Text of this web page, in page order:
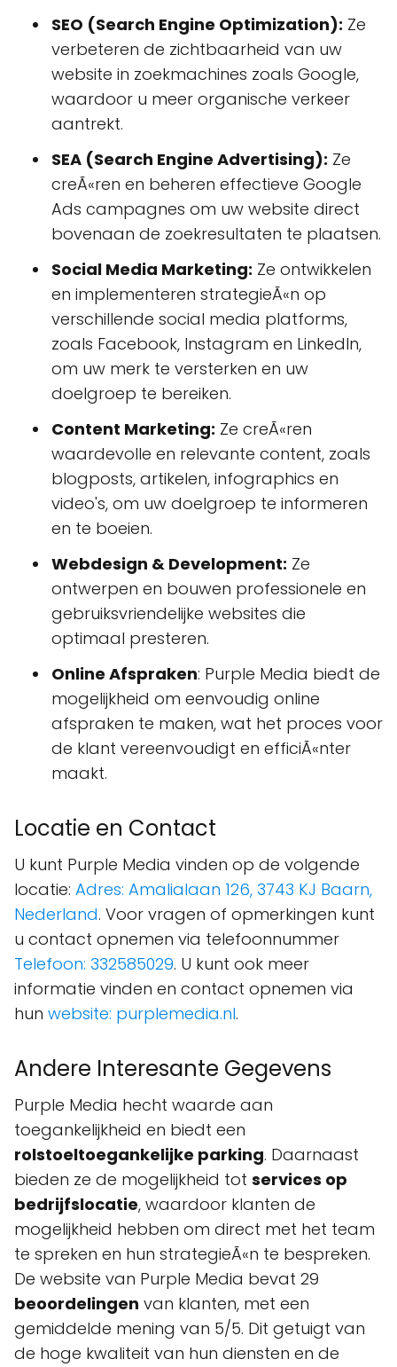
SEO (Search Engine Optimization): Ze
verbeteren de zichtbaarheid van uw
website in zoekmachines zoals Google,
waardoor u meer organische verkeer
aantrekt.
SEA (Search Engine Advertising): Ze
creÃ«ren en beheren effectieve Google
Ads campagnes om uw website direct
bovenaan de zoekresultaten te plaatsen.
Social Media Marketing: Ze ontwikkelen
en implementeren strategieÃ«n op
verschillende social media platforms,
zoals Facebook, Instagram en LinkedIn,
om uw merk te versterken en uw
doelgroep te bereiken.
Content Marketing: Ze creÃ«ren
waardevolle en relevante content, zoals
blogposts, artikelen, infographics en
video's, om uw doelgroep te informeren
en te boeien.
Webdesign & Development: Ze
ontwerpen en bouwen professionele en
gebruiksvriendelijke websites die
optimaal presteren.
Online Afspraken: Purple Media biedt de
mogelijkheid om eenvoudig online
afspraken te maken, wat het proces voor
de klant vereenvoudigt en efficiÃ«nter
maakt.
Locatie en Contact
U kunt Purple Media vinden op de volgende
locatie: Adres: Amalialaan 126, 3743 KJ Baarn,
Nederland. Voor vragen of opmerkingen kunt
u contact opnemen via telefoonnummer
Telefoon: 332585029. U kunt ook meer
informatie vinden en contact opnemen via
hun website: purplemedia.nl.
Andere Interesante Gegevens
Purple Media hecht waarde aan
toegankelijkheid en biedt een
rolstoeltoegankelijke parking. Daarnaast
bieden ze de mogelijkheid tot services op
bedrijfslocatie, waardoor klanten de
mogelijkheid hebben om direct met het team
te spreken en hun strategieÃ«n te bespreken.
De website van Purple Media bevat 29
beoordelingen van klanten, met een
gemiddelde mening van 5/5. Dit getuigt van
de hoge kwaliteit van hun diensten en de